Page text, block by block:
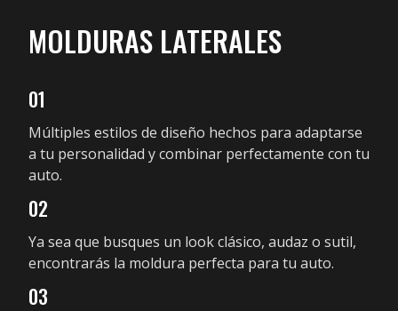
MOLDURAS LATERALES
01
Múltiples estilos de diseño hechos para adaptarse
a tu personalidad y combinar perfectamente con tu
auto.
02
Ya sea que busques un look clásico, audaz o sutil,
encontrarás la moldura perfecta para tu auto.
03